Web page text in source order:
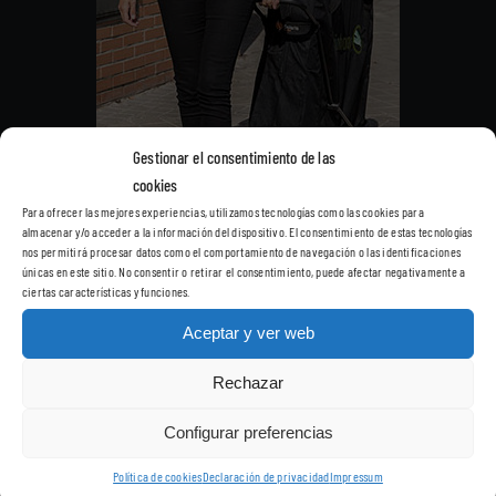
Gestionar el consentimiento de las
cookies
Para ofrecer las mejores experiencias, utilizamos tecnologías como las cookies para
almacenar y/o acceder a la información del dispositivo. El consentimiento de estas tecnologías
nos permitirá procesar datos como el comportamiento de navegación o las identificaciones
únicas en este sitio. No consentir o retirar el consentimiento, puede afectar negativamente a
ciertas características y funciones.
Aceptar y ver web
Rechazar
Configurar preferencias
Política de cookiesDeclaración de privacidadImpressum
Nos desplazamos a su domiciliocon todo el material necesario
para una sesión de fisioterapia.
Conozca ahora la comodidad de recibir al fisioterapeuta en casa,
pagar ninguna cuota adicional por el desplazamiento.